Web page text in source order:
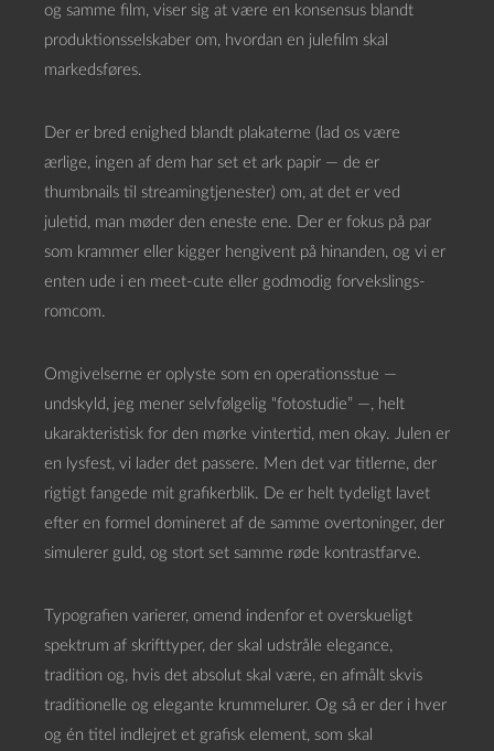
og samme film, viser sig at være en konsensus blandt
produktionsselskaber om, hvordan en julefilm skal
markedsføres.
Der er bred enighed blandt plakaterne (lad os være
ærlige, ingen af dem har set et ark papir — de er
thumbnails til streamingtjenester) om, at det er ved
juletid, man møder den eneste ene. Der er fokus på par
som krammer eller kigger hengivent på hinanden, og vi er
enten ude i en meet-cute eller godmodig forvekslings-
romcom.
Omgivelserne er oplyste som en operationsstue —
undskyld, jeg mener selvfølgelig “fotostudie” —, helt
ukarakteristisk for den mørke vintertid, men okay. Julen er
en lysfest, vi lader det passere. Men det var titlerne, der
rigtigt fangede mit grafikerblik. De er helt tydeligt lavet
efter en formel domineret af de samme overtoninger, der
simulerer guld, og stort set samme røde kontrastfarve.
Typografien varierer, omend indenfor et overskueligt
spektrum af skrifttyper, der skal udstråle elegance,
tradition og, hvis det absolut skal være, en afmålt skvis
traditionelle og elegante krummelurer. Og så er der i hver
og én titel indlejret et grafisk element, som skal